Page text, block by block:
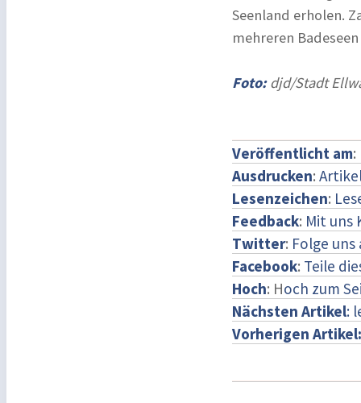
Seenland erholen.
mehreren
Foto:djd/Stadt
Veröffentlicht am:
Ausdrucken:
Lesenzeichen:
Feedback: Mit uns
Twitter: Folge
Facebook: Teile
Hoch: Hoch zum
Nächsten Artikel:
Vorherigen